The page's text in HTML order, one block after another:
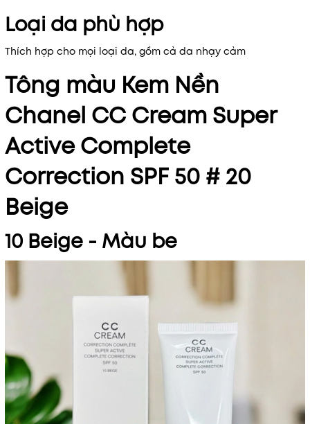
Loại da phù hợp
Thích hợp cho mọi loại da, gồm cả da nhạy cảm
Tông màu Kem Nền
Chanel CC Cream Super
Active Complete
Correction SPF 50 # 20
Beige
10 Beige - Màu be